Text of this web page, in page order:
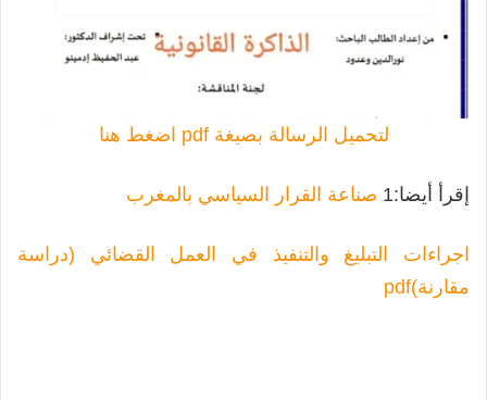
لتحميل الرسالة بصيغة pdf اضغط هنا
إقرأ أيضا:1 صناعة القرار السياسي بالمغرب
اجراءات التبليغ والتنفيذ في العمل القضائي (دراسة
مقارنة)pdf